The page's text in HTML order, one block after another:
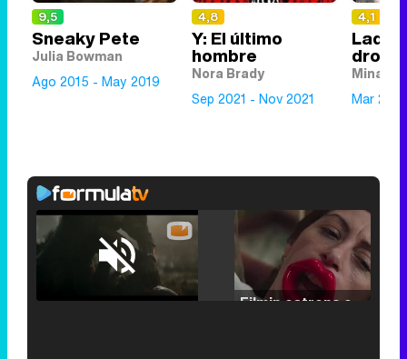
9,5
Sneaky Pete
Julia Bowman
Ago 2015 - May 2019
4,8
Y: El último
hombre
Nora Brady
Sep 2021 - Nov 2021
4,1
Mina
Mar
Unmute /